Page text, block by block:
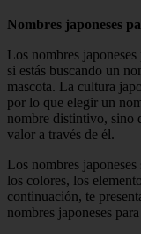
Nombres japoneses
Los nombres
si estás buscando un
mascota. La cultura
por lo que elegir un
nombre distintivo, sino
valor a través de él.
Los nombres
los colores, los
continuación, te
nombres japoneses